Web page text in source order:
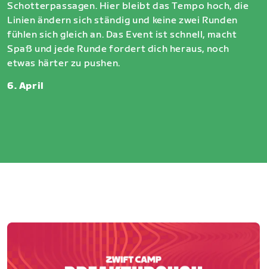
Schotterpassagen. Hier bleibt das Tempo hoch, die
Linien ändern sich ständig und keine zwei Runden
fühlen sich gleich an. Das Event ist schnell, macht
Spaß und jede Runde fordert dich heraus, noch
etwas härter zu pushen.
6. April